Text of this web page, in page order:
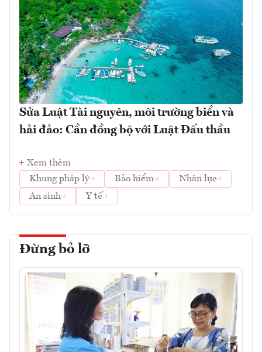
Sửa Luật Tài nguyên, môi trường biển và
hải đảo: Cần đồng bộ với Luật Đấu thầu
Xem thêm
Khung pháp lý
Bảo hiểm
Nhân lực
An sinh
Y tế
Đừng bỏ lỡ